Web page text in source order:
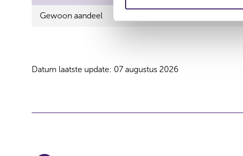
m
i
s
c
Gewoon aandeel
Datum laatste update: 07 augustus 2026